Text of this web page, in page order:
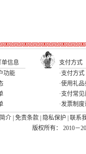
单信息
支付方式
功能
·支付方式
·使用礼品
·支付常
·发票制
介 免责条款 隐私保护
联系
版权所有： 2010－